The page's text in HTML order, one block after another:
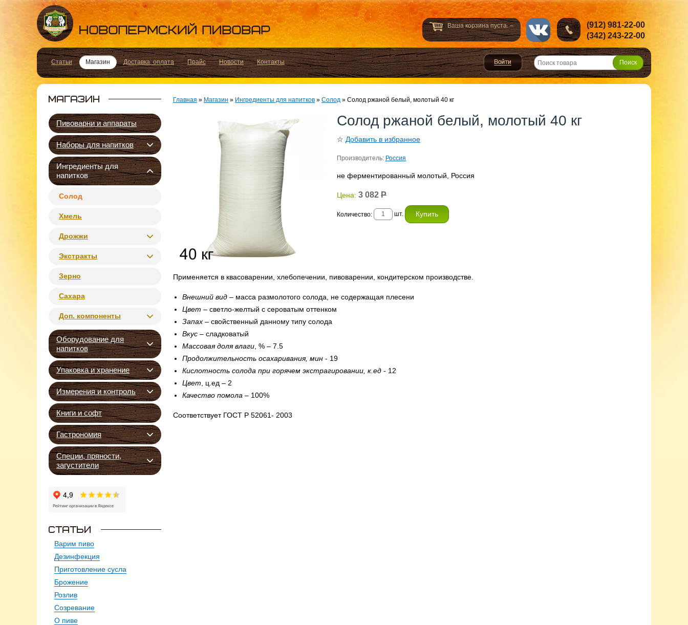
Ваша корзина пуста. –
(912) 981-22-00
(342) 243-22-00
Статьи Магазин Доставка, оплата Прайс Новости Контакты
Пивоварни и аппараты
Наборы для напитков
Ингредиенты для
напитков
Солод
Хмель
Дрожжи
Экстракты
Зерно
Сахара
Доп. компоненты
Оборудование для
напитков
Упаковка и хранение
Измерения и контроль
Книги и софт
Гастрономия
Специи, пряности,
загустители
Варим пиво
Дезинфекция
Приготовление сусла
Брожение
Розлив
Созревание
О пиве
Главная » Магазин » Ингредиенты для напитков » Солод » Солод ржаной белый, молотый 40 кг
Солод ржаной белый, молотый 40 кг
☆ Добавить в избранное
Производитель: Россия
не ферментированный молотый, Россия
Цена: 3 082 Р
Количество: шт.
Применяется в квасоварении, хлебопечении, пивоварении, кондитерском производстве.
Внешний вид– масса размолотого солода, не содержащая плесени
Цвет – светло-желтый с сероватым оттенком
Запах– свойственный данному типу солода
Вкус– сладковатый
Массовая доля влаги, % – 7.5
Продолжительность осахаривания, мин- 19
Кислотностьсолода при горячем экстрагировании, к.ед- 12
Цвет , ц.ед – 2
Качество помола – 100%
Соответствует ГОСТ Р 52061- 2003